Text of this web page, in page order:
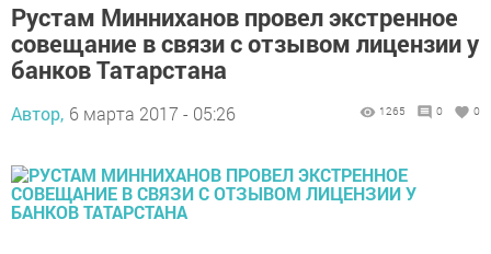
Рустам Минниханов провел экстренное
совещание в связи с отзывом лицензии у
банков Татарстана
Автор, 6 марта 2017 - 05:26 1265 0 0